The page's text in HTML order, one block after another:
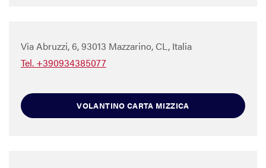
Via Abruzzi, 6, 93013 Mazzarino, CL, Italia
Tel. +390934385077
VOLANTINO CARTA MIZZICA